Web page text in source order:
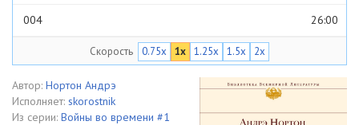
004 26:00
006 21:11
007 23:59
Скорость 0.75x 1x 1.25x 1.5x 2x
Автор: Нортон Андрэ
Исполняет: skorostnik
Из серии: Войны во времени #1